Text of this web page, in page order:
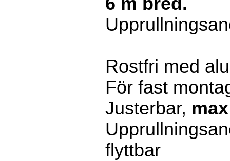
Rostfri med
För fast
Justerbar,
flyttbar